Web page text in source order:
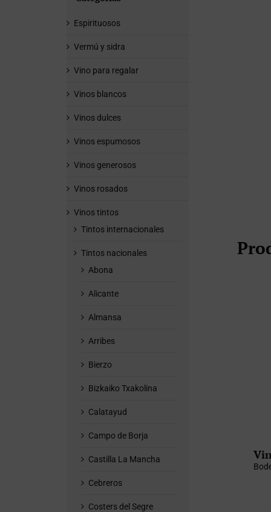
Espirituosos
Vermú y sidra
Vino para regalar
Vinos blancos
Vinos dulces
Vinos espumosos
Vinos generosos
Vinos rosados
Vinos tintos
Tintos internacionales
Tintos nacionales
Abona
Alicante
Almansa
Arribes
Bierzo
Bizkaiko Txakolina
Calatayud
Campo de Borja
Castilla La Mancha
Cebreros
Costers del Segre